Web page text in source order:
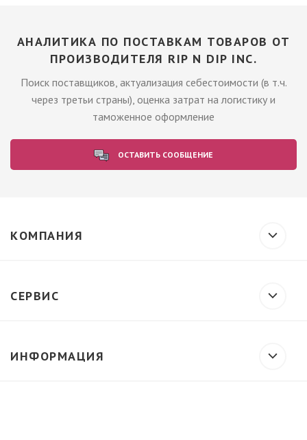
АНАЛИТИКА ПО ПОСТАВКАМ ТОВАРОВ ОТ
ПРОИЗВОДИТЕЛЯ RIP N DIP INC.
Поиск поставщиков, актуализация себестоимости (в т.ч.
через третьи страны), оценка затрат на логистику и
таможенное оформление
ОСТАВИТЬ СООБЩЕНИЕ
КОМПАНИЯ
СЕРВИС
ИНФОРМАЦИЯ